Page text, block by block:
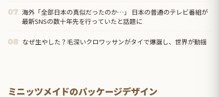
07 海外「全部日本の真似だったのか…」 日本の普通のテレビ番組が
最新SNSの数十年先を行っていたと話題に
08 なぜ生やした？毛深いクロワッサンがタイで爆誕し、世界が動揺
ミニッツメイドのパッケージデザイン